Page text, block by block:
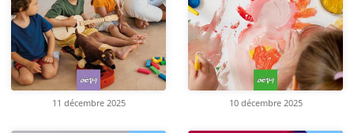
11 décembre 2025 10 décembre 2025